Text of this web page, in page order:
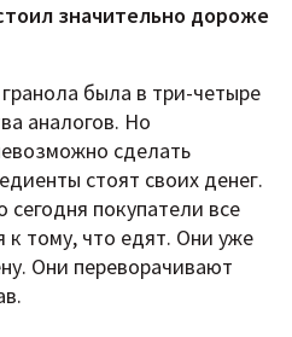
значительно дороже
была в три-четыре
аналогов. Но
сделать
стоят своих денег.
сегодня покупатели все
к тому, что едят. Они уже
Они переворачивают